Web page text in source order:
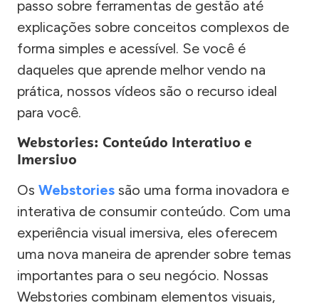
passo sobre ferramentas de gestão até
explicações sobre conceitos complexos de
forma simples e acessível. Se você é
daqueles que aprende melhor vendo na
prática, nossos vídeos são o recurso ideal
para você.
Webstories: Conteúdo Interativo e
Imersivo
Os Webstories são uma forma inovadora e
interativa de consumir conteúdo. Com uma
experiência visual imersiva, eles oferecem
uma nova maneira de aprender sobre temas
importantes para o seu negócio. Nossas
Webstories combinam elementos visuais,